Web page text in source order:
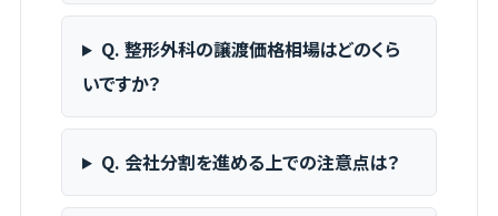
Q. 整形外科の譲渡価格相場はどのくら
いですか？
Q. 会社分割を進める上での注意点は？